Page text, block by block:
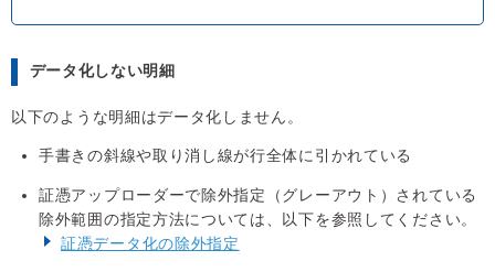
データ化しない明細
以下のような明細はデータ化しません。
手書きの斜線や取り消し線が行全体に引かれている
証憑アップローダーで除外指定（グレーアウト）されている
除外範囲の指定方法については、以下を参照してください。
証憑データ化の除外指定